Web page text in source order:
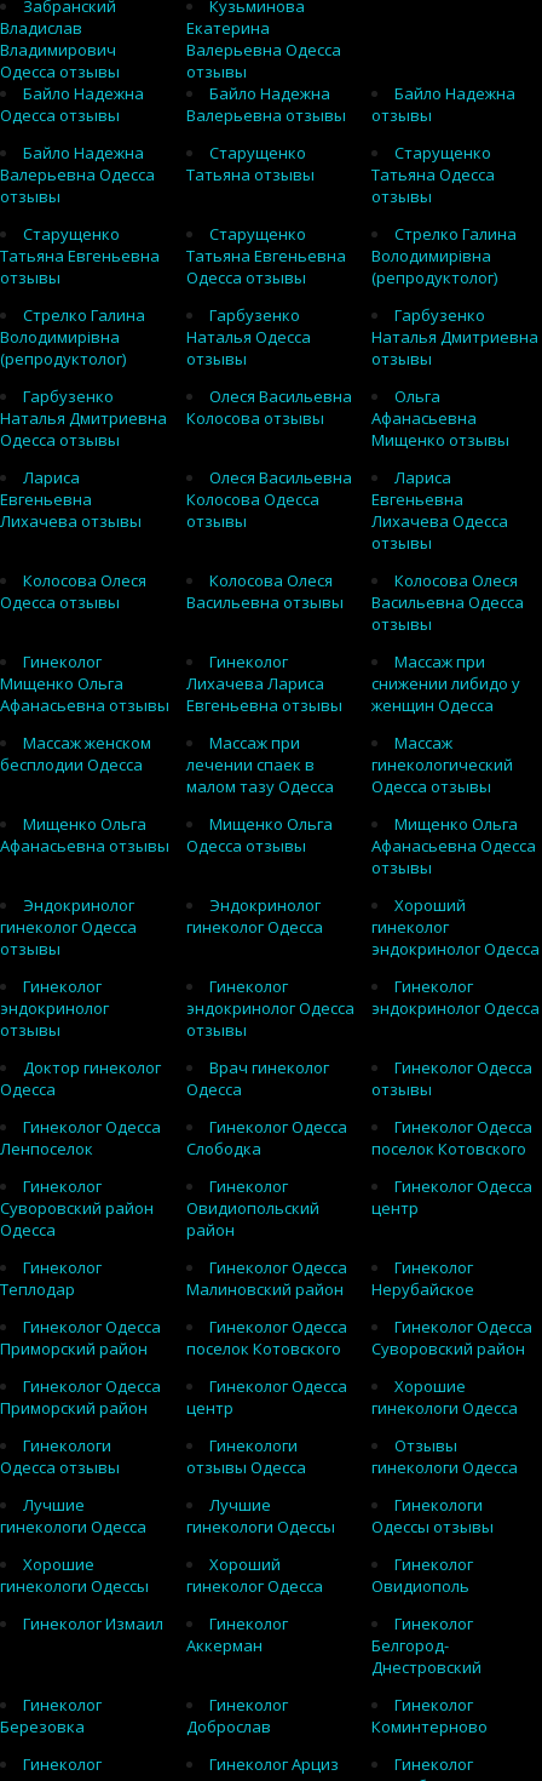
Забранский
Владислав
Владимирович
Одесса отзывы
Кузьминова
Екатерина
Валерьевна Одесса
отзывы
Байло Надежна
Одесса отзывы
Байло Надежна
Валерьевна отзывы
Байло Надежна
отзывы
Байло Надежна
Валерьевна Одесса
отзывы
Старущенко
Татьяна отзывы
Старущенко
Татьяна Одесса
отзывы
Старущенко
Татьяна Евгеньевна
отзывы
Старущенко
Татьяна Евгеньевна
Одесса отзывы
Стрелко Галина
Володимирівна
(репродуктолог)
Стрелко Галина
Володимирівна
(репродуктолог)
Гарбузенко
Наталья Одесса
отзывы
Гарбузенко
Наталья Дмитриевна
отзывы
Гарбузенко
Наталья Дмитриевна
Одесса отзывы
Олеся Васильевна
Колосова отзывы
Ольга
Афанасьевна
Мищенко отзывы
Лариса
Евгеньевна
Лихачева отзывы
Олеся Васильевна
Колосова Одесса
отзывы
Лариса
Евгеньевна
Лихачева Одесса
отзывы
Колосова Олеся
Одесса отзывы
Колосова Олеся
Васильевна отзывы
Колосова Олеся
Васильевна Одесса
отзывы
Гинеколог
Мищенко Ольга
Афанасьевна отзывы
Гинеколог
Лихачева Лариса
Евгеньевна отзывы
Массаж при
снижении либидо у
женщин Одесса
Массаж женском
бесплодии Одесса
Массаж при
лечении спаек в
малом тазу Одесса
Массаж
гинекологический
Одесса отзывы
Мищенко Ольга
Афанасьевна отзывы
Мищенко Ольга
Одесса отзывы
Мищенко Ольга
Афанасьевна Одесса
отзывы
Эндокринолог
гинеколог Одесса
отзывы
Эндокринолог
гинеколог Одесса
Хороший
гинеколог
эндокринолог Одесса
Гинеколог
эндокринолог
отзывы
Гинеколог
эндокринолог Одесса
отзывы
Гинеколог
эндокринолог Одесса
Доктор гинеколог
Одесса
Врач гинеколог
Одесса
Гинеколог Одесса
отзывы
Гинеколог Одесса
Ленпоселок
Гинеколог Одесса
Слободка
Гинеколог Одесса
поселок Котовского
Гинеколог
Суворовский район
Одесса
Гинеколог
Овидиопольский
район
Гинеколог Одесса
центр
Гинеколог
Теплодар
Гинеколог Одесса
Малиновский район
Гинеколог
Нерубайское
Гинеколог Одесса
Приморский район
Гинеколог Одесса
поселок Котовского
Гинеколог Одесса
Суворовский район
Гинеколог Одесса
Приморский район
Гинеколог Одесса
центр
Хорошие
гинекологи Одесса
Гинекологи
Одесса отзывы
Гинекологи
отзывы Одесса
Отзывы
гинекологи Одесса
Лучшие
гинекологи Одесса
Лучшие
гинекологи Одессы
Гинекологи
Одессы отзывы
Хорошие
гинекологи Одессы
Хороший
гинеколог Одесса
Гинеколог
Овидиополь
Гинеколог Измаил
Гинеколог
Аккерман
Гинеколог
Белгород-
Днестровский
Гинеколог
Березовка
Гинеколог
Доброслав
Гинеколог
Коминтерново
Гинеколог
Гинеколог Арциз
Гинеколог